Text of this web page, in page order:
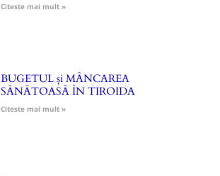
Citeste mai mult »
BUGETUL și MÂNCAREA
SĂNĂTOASĂ ÎN TIROIDA
Citeste mai mult »